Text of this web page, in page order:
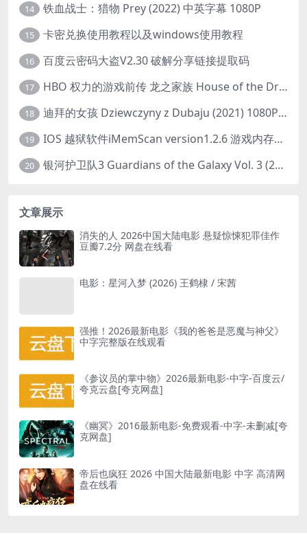
14 铁血战士：猎物 Prey (2022) 中英字幕 1080P
15 卡密兑换使用教程以及windows使用教程
16 百度云密码大盗V2.30 破解分享链接提取码
17 HBO 权力的游戏前传 龙之家族 House of the Dragon (2022) 中字 1080P 更新4集
18 迪拜的女孩 Dziewczyny z Dubaju (2021) 1080P 中字
19 IOS 越狱软件iMemScan version1.2.6 游戏内存修改器
20 银河护卫队3 Guardians of the Galaxy Vol. 3 (2023)4K高清资源1080p只分享精品
文章展示
消失的人 2026中国大陆电影 悬疑惊悚犯罪佳作
豆瓣7.2分 网盘在线看
电影：星河入梦 (2026) 王鹤棣 / 宋茜
强推！2026最新电影《我的爸爸是恶魔与神父》
中字完整版在线观看
《参议员的掌中物》2026最新电影-中字-百度云/
夸克云盘[夸克网盘]
《幽冥》2016最新电影-免费观看-中字-未删减[夸
克网盘]
帝后也疯狂 2026 中国大陆最新电影 中字 高清网
盘在线看